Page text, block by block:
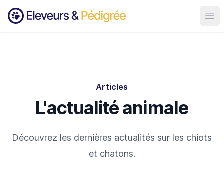
Articles
L'actualité animale
Découvrez les dernières actualités sur les chiots
et chatons.